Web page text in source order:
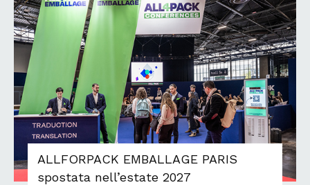
ALLFORPACK EMBALLAGE PARIS
spostata nell’estate 2027